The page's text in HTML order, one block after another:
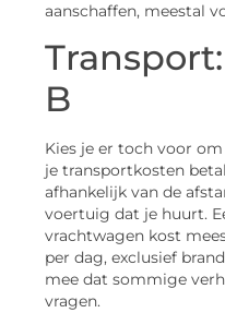
aanschaffen, meestal
B
Kies je er toch voor
je transportkosten
afhankelijk van de
voertuig dat je huurt.
vrachtwagen kost
per dag, exclusief
mee dat sommige
vragen.